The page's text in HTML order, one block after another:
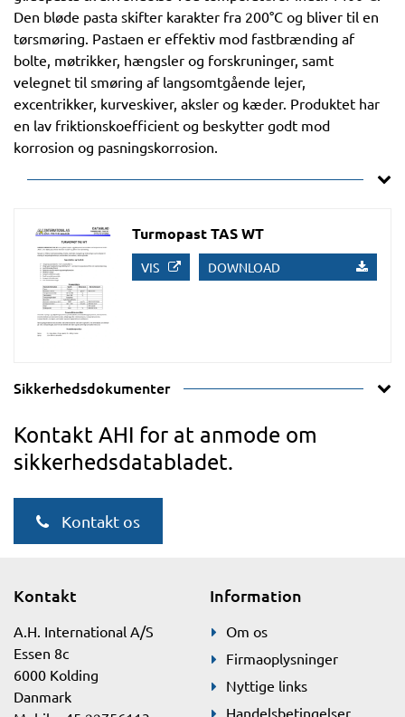
Den bløde pasta skifter karakter fra 200°C og bliver til en
tørsmøring. Pastaen er effektiv mod fastbrænding af
bolte, møtrikker, hængsler og forskruninger, samt
velegnet til smøring af langsomtgående lejer,
excentrikker, kurveskiver, aksler og kæder. Produktet har
en lav friktionskoefficient og beskytter godt mod
korrosion og pasningskorrosion.
Turmopast TAS WT
VIS DOWNLOAD
Sikkerhedsdokumenter
Kontakt AHI for at anmode om
sikkerhedsdatabladet.
Kontakt os
Kontakt
A.H. International A/S
Essen 8c
6000 Kolding
Danmark
Information
Om os
Firmaoplysninger
Nyttige links
Handelsbetingelser